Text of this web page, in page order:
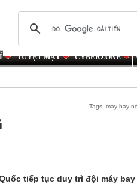
TUYỆT MẬT CYBERZONE
Tags:máy bay
tiếp tục duy trì đội máy